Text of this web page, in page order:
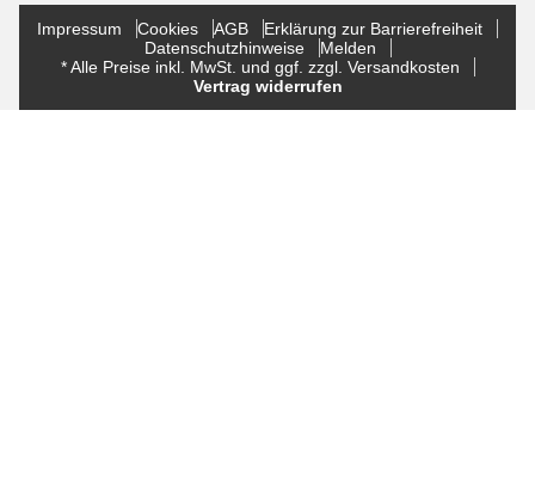
Impressum Cookies AGB
Erklärung zur Barrierefreiheit
Datenschutzhinweise
Melden
* Alle Preise inkl. MwSt. und ggf. zzgl. Versandkosten
Vertrag widerrufen